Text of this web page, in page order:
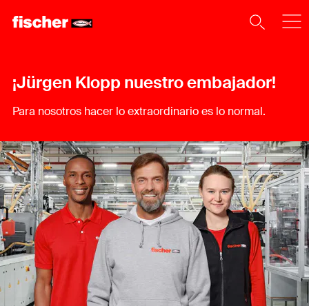
¡Jürgen Klopp nuestro embajador!
Para nosotros hacer lo extraordinario es lo normal.